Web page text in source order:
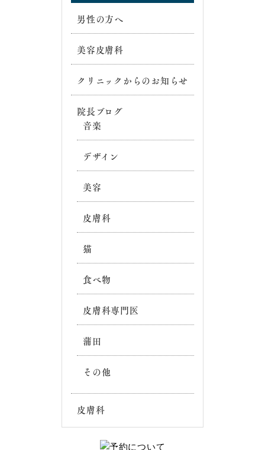
男性の方へ
美容皮膚科
クリニックからのお知らせ
院長ブログ
音楽
デザイン
美容
皮膚科
猫
食べ物
皮膚科専門医
蒲田
その他
皮膚科